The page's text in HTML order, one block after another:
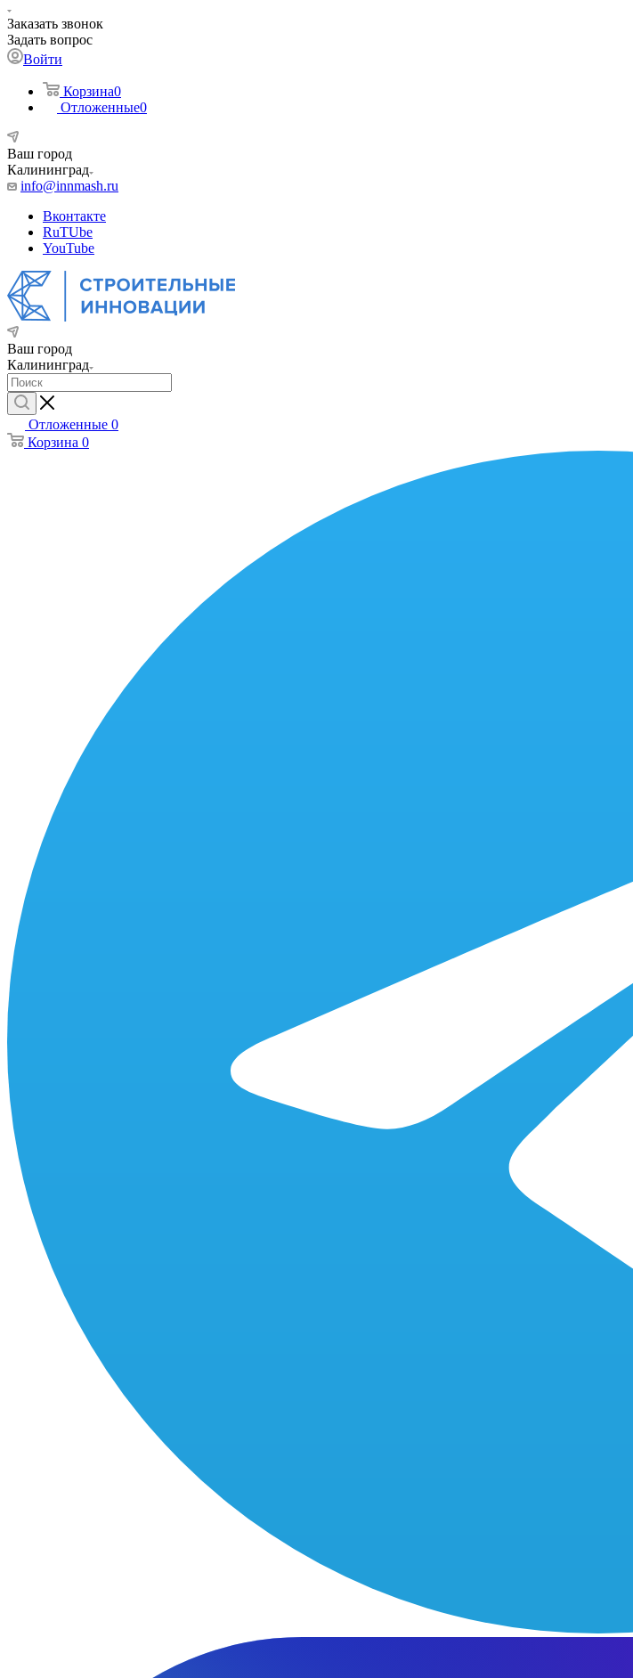
Заказать звонок
Задать вопрос
Войти
Корзина0
Отложенные0
Ваш город
Калининград
info@innmash.ru
Вконтакте
RuTUbe
YouTube
Ваш город
Калининград
Отложенные 0
Корзина 0